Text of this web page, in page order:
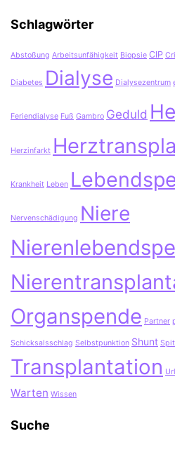
Schlagwörter
Abstoßung Arbeitsunfähigkeit Biopsie CIP
Diabetes Dialyse Dialysezentrum
Feriendialyse Fuß Gambro Geduld
Herzinfarkt
Krankheit Leben
Nervenschädigung Niere
Organspende Partner
Schicksalsschlag Selbstpunktion Shunt
Transplantation
Warten Wissen
Suche